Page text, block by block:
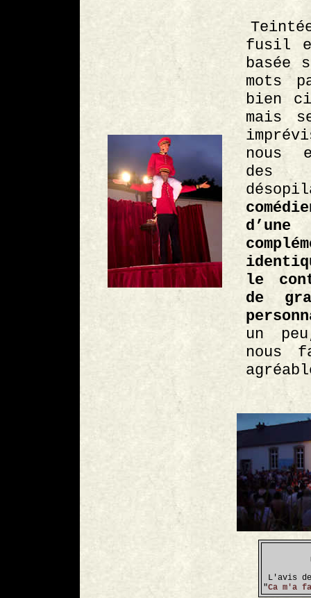
fusil
basée
mots
bien
mais
nous
des
le
de
un
nous
L'avis
"Ca m'a